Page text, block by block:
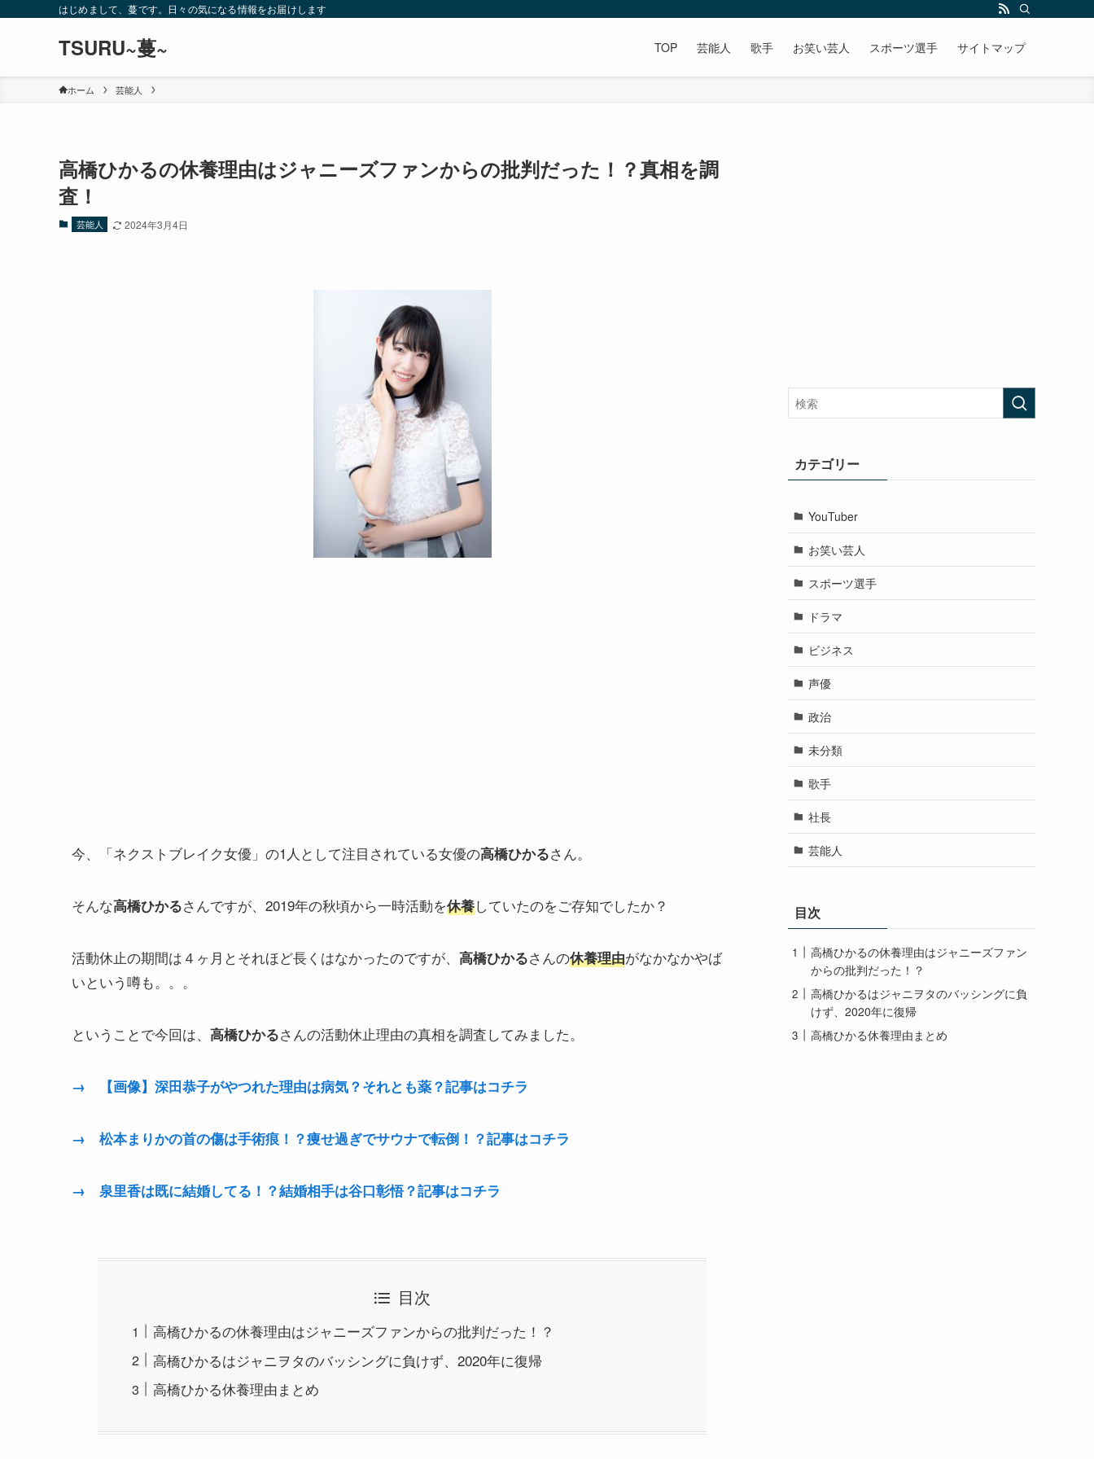
はじめまして、蔓です。日々の気になる情報をお届けします
TSURU~蔓~ TOP 芸能人 歌手 お笑い芸人 スポーツ選手 サイトマップ
ホーム 芸能人
高橋ひかるの休養理由はジャニーズファンからの批判だった！？真相を調
査！
芸能人 2024年3月4日
今、「ネクストブレイク女優」の1人として注目されている女優の高橋ひかるさん。
そんな高橋ひかるさんですが、2019年の秋頃から一時活動を休養していたのをご存知でしたか？
活動休止の期間は４ヶ月とそれほど長くはなかったのですが、 高橋ひかるさんの休養理由がなかなかやば
いという噂も。。。
ということで今回は、 高橋ひかるさんの活動休止理由の真相を調査してみました。
→ 【画像】深田恭子がやつれた理由は病気？それとも薬？記事はコチラ
→ 松本まりかの首の傷は手術痕！？痩せ過ぎでサウナで転倒！？記事はコチラ
→ 泉里香は既に結婚してる！？結婚相手は谷口彰悟？記事はコチラ
目次
高橋ひかるの休養理由はジャニーズファンからの批判だった！？
高橋ひかるはジャニヲタのバッシングに負けず、2020年に復帰
高橋ひかる休養理由まとめ
カテゴリー
YouTuber
お笑い芸人
スポーツ選手
ドラマ
ビジネス
声優
政治
未分類
歌手
社長
芸能人
目次
高橋ひかるの休養理由はジャニーズファン
からの批判だった！？
高橋ひかるはジャニヲタのバッシングに負
けず、2020年に復帰
高橋ひかる休養理由まとめ